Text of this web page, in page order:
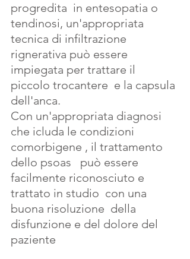
progredita  in entesopatia o
tendinosi, un'appropriata
tecnica di infiltrazione
rignerativa può essere
impiegata per trattare il
piccolo trocantere  e la capsula
dell'anca.
Con un'appropriata diagnosi
che icluda le condizioni
comorbigene , il trattamento
dello psoas   può essere
facilmente riconosciuto e
trattato in studio  con una
buona risoluzione  della
disfunzione e del dolore del
paziente